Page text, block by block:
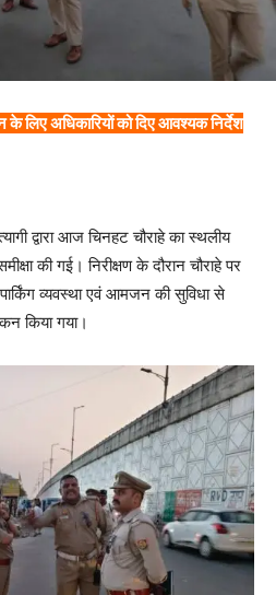
के लिए अधिकारियों को दिए आवश्यक निर्देश
द्वारा आज चिनहट चौराहे का स्थलीय
की गई। निरीक्षण के दौरान चौराहे पर
व्यवस्था एवं आमजन की सुविधा से
किया गया।